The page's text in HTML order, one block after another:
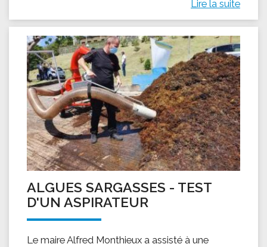
Lire la suite
ALGUES SARGASSES - TEST
D'UN ASPIRATEUR
Le maire Alfred Monthieux a assisté à une